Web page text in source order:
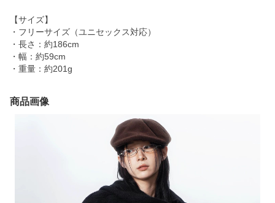
【サイズ】
・フリーサイズ（ユニセックス対応）
・長さ：約186cm
・幅：約59cm
・重量：約201g
商品画像